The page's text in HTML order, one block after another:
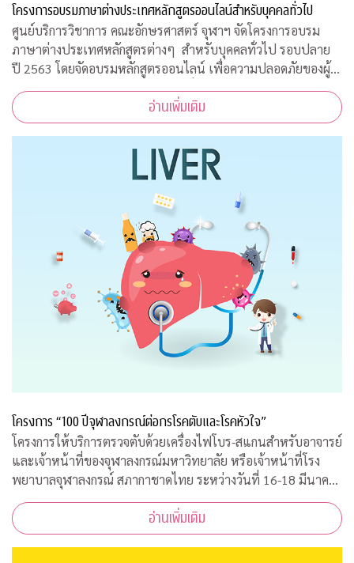
โครงการอบรมภาษาต่างประเทศหลักสูตรออนไลน์สำหรับบุคคลทั่วไป
ศูนย์บริการวิชาการ คณะอักษรศาสตร์ จุฬาฯ จัดโครงการอบรม
ภาษาต่างประเทศหลักสูตรต่างๆ สำหรับบุคคลทั่วไป รอบปลาย
ปี 2563 โดยจัดอบรมหลักสูตรออนไลน์ เพื่อความปลอดภัยของผู้
สอนและผู้เข้าร่วมการอบรมทุกคนเนื่องจากสถานการณ์โควิด-19
ทำให้ไม่สามารถจัดอบรมในห้องเรียนรูป
อ่านเพิ่มเติม
โครงการ “100 ปีจุฬาลงกรณ์ต่อกรโรคตับและโรคหัวใจ”
โครงการให้บริการตรวจตับด้วยเครื่องไฟโบร-สแกนสำหรับอาจารย์
และเจ้าหน้าที่ของจุฬาลงกรณ์มหาวิทยาลัย หรือเจ้าหน้าที่โรง
พยาบาลจุฬาลงกรณ์ สภากาชาดไทย ระหว่างวันที่ 16-18 มีนาคม
2563 เวลา 08.00-15.00 ณ ฝ่ายธนาคารเลือด ชั้น 3B อาคารภูมิสิ
ริมังคลานุสรณ์ รพ.จุฬาลงกรอ่านเพิ่มเติม